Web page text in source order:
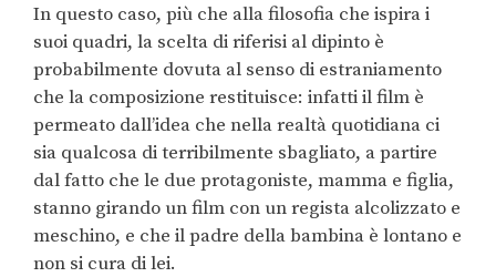
In questo caso, più che alla filosofia che ispira i
suoi quadri, la scelta di riferisi al dipinto è
probabilmente dovuta al senso di estraniamento
che la composizione restituisce: infatti il film è
permeato dall’idea che nella realtà quotidiana ci
sia qualcosa di terribilmente sbagliato, a partire
dal fatto che le due protagoniste, mamma e figlia,
stanno girando un film con un regista alcolizzato e
meschino, e che il padre della bambina è lontano e
non si cura di lei.